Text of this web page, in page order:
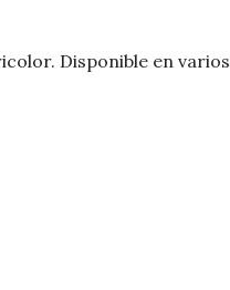
Disponible en varios